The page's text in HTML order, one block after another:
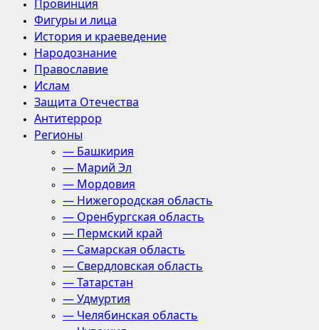
Провинция
Фигуры и лица
История и краеведение
Народознание
Православие
Ислам
Защита Отечества
Антитеррор
Регионы
— Башкирия
— Марий Эл
— Мордовия
— Нижегородская область
— Оренбургская область
— Пермский край
— Самарская область
— Свердловская область
— Татарстан
— Удмуртия
— Челябинская область